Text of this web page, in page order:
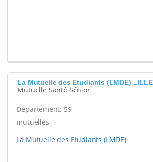
La Mutuelle des Etudiants (LMDE) LILLE
Mutuelle Santé Sénior
Département: 59
mutuelles
La Mutuelle des Etudiants (LMDE)